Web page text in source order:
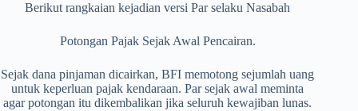
Berikut rangkaian kejadian versi Par selaku Nasabah
Potongan Pajak Sejak Awal Pencairan.
Sejak dana pinjaman dicairkan, BFI memotong sejumlah uang
untuk keperluan pajak kendaraan. Par sejak awal meminta
agar potongan itu dikembalikan jika seluruh kewajiban lunas.